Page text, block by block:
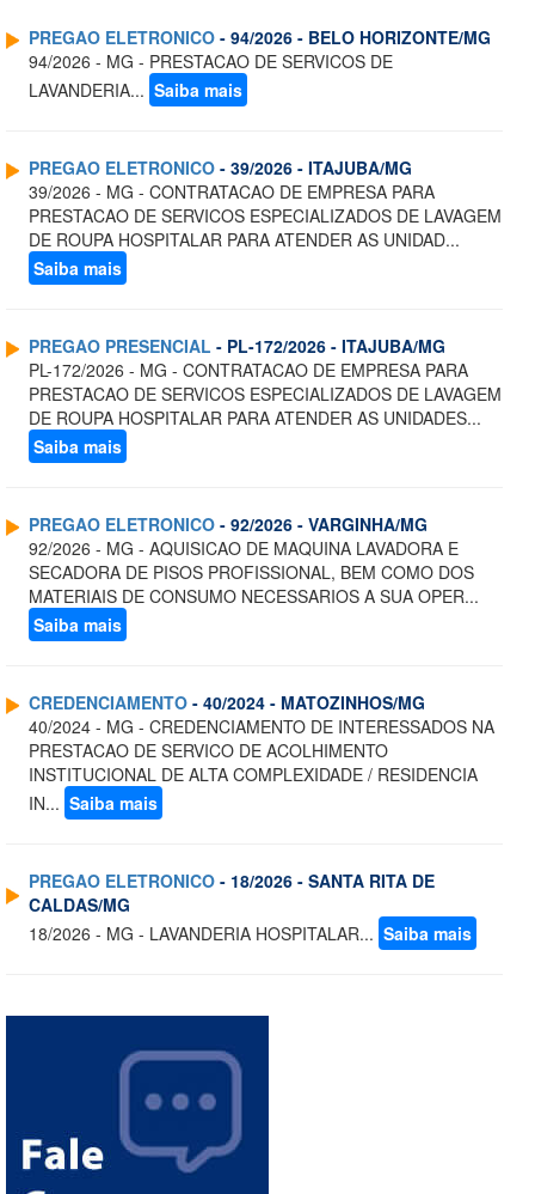
PREGAO ELETRONICO - 94/2026 - BELO HORIZONTE/MG
94/2026 - MG - PRESTACAO DE SERVICOS DE
LAVANDERIA... Saiba mais
PREGAO ELETRONICO - 39/2026 - ITAJUBA/MG
39/2026 - MG - CONTRATACAO DE EMPRESA PARA
PRESTACAO DE SERVICOS ESPECIALIZADOS DE LAVAGEM
DE ROUPA HOSPITALAR PARA ATENDER AS UNIDAD...
Saiba mais
PREGAO PRESENCIAL - PL-172/2026 - ITAJUBA/MG
PL-172/2026 - MG - CONTRATACAO DE EMPRESA PARA
PRESTACAO DE SERVICOS ESPECIALIZADOS DE LAVAGEM
DE ROUPA HOSPITALAR PARA ATENDER AS UNIDADES...
Saiba mais
PREGAO ELETRONICO - 92/2026 - VARGINHA/MG
92/2026 - MG - AQUISICAO DE MAQUINA LAVADORA E
SECADORA DE PISOS PROFISSIONAL, BEM COMO DOS
MATERIAIS DE CONSUMO NECESSARIOS A SUA OPER...
Saiba mais
CREDENCIAMENTO - 40/2024 - MATOZINHOS/MG
40/2024 - MG - CREDENCIAMENTO DE INTERESSADOS NA
PRESTACAO DE SERVICO DE ACOLHIMENTO
INSTITUCIONAL DE ALTA COMPLEXIDADE / RESIDENCIA
IN... Saiba mais
PREGAO ELETRONICO - 18/2026 - SANTA RITA DE
CALDAS/MG
18/2026 - MG - LAVANDERIA HOSPITALAR... Saiba mais